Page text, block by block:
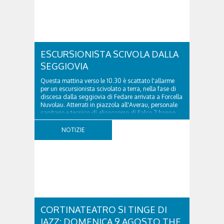
ESCURSIONISTA SCIVOLA DALLA
SEGGIOVIA
Questa mattina verso le 10.30 è scattato l'allarme
per un escursionista scivolato a terra, nella fase di
discesa dalla seggiovia di Fedare arrivata a Forcella
Nuvolau. Atterrati in piazzola all'Averau, personale
sanitario e tecnico di elisoccorso di Falco 2 hanno
raggiunto il 74enne di Teolo...
NOTIZIE
CORTINATEATRO SI TINGE DI
JAZZ: DOMENICA 9 AGOSTO THE